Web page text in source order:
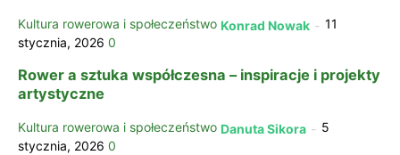
Kultura rowerowa i społeczeństwo Konrad Nowak - 11
stycznia, 2026 0
Rower a sztuka współczesna – inspiracje i projekty
artystyczne
Kultura rowerowa i społeczeństwo Danuta Sikora - 5
stycznia, 2026 0